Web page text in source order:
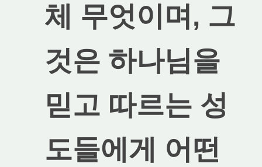
체 무엇이며, 그
것은 하나님을
믿고 따르는 성
도들에게 어떤